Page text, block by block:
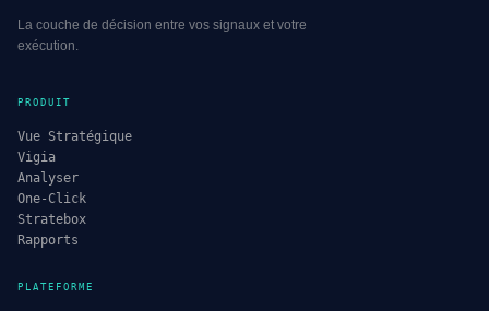
La couche de décision entre vos signaux et votre
exécution.
PRODUIT
Vue Stratégique
Vigia
Analyser
One-Click
Stratebox
Rapports
PLATEFORME